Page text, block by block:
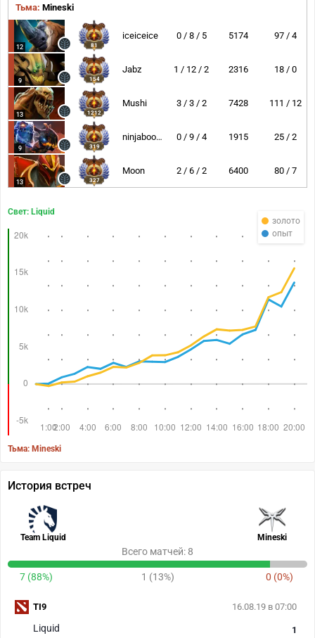
Тьма: Mineski
12 81
iceiceice 0 / 8 / 5 5174 97 / 4
9 154
Jabz 1 / 12 / 2 2316 18 / 0
13 1212
Mushi 3 / 3 / 2 7428 111 / 12
9 319
ninjaboogie 0 / 9 / 4 1915 25 / 2
13 327
Moon 2 / 6 / 2 6400 80 / 7
золото
опыт
Свет: Liquid
Тьма: Mineski
История встреч
Team Liquid Mineski
Всего матчей: 8
7 (88%) 1 (13%) 0 (0%)
16.08.19 в 07:00
Liquid
1
TI9